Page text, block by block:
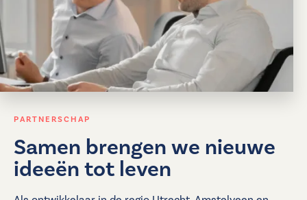
PARTNERSCHAP
Samen brengen we nieuwe
ideeën tot leven